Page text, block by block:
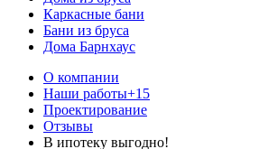
Каркасные бани
Бани из бруса
Дома Барнхаус
О компании
Наши работы+15
Проектирование
Отзывы
В ипотеку выгодно!